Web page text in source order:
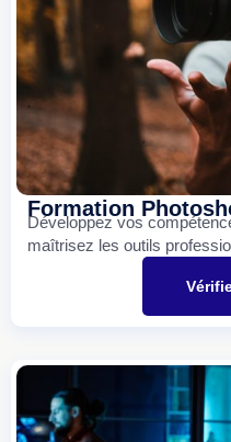
Formation
Développez vos
maîtrisez les outils